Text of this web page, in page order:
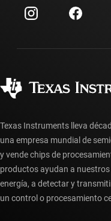
Relaciones con los
Centro de atención al
Preguntas frecuentes
Preguntas frecuentes
Texas Instruments lleva
una empresa mundial de
y vende chips de
productos ayudan a
energía, a detectar y
un control o procesamiento